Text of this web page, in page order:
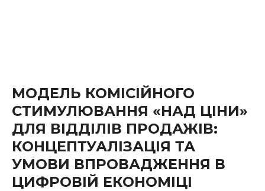
МОДЕЛЬ КОМІСІЙНОГО
СТИМУЛЮВАННЯ «НАД ЦІНИ»
ДЛЯ ВІДДІЛІВ ПРОДАЖІВ:
КОНЦЕПТУАЛІЗАЦІЯ ТА
УМОВИ ВПРОВАДЖЕННЯ В
ЦИФРОВІЙ ЕКОНОМІЦІ